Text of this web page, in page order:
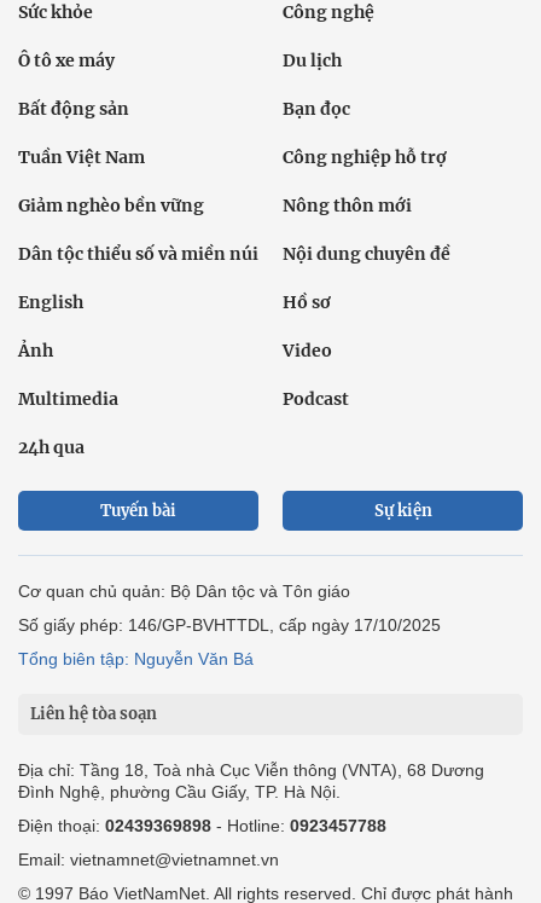
Sức khỏe Công nghệ
Ô tô xe máy Du lịch
Bất động sản Bạn đọc
Tuần Việt Nam Công nghiệp hỗ trợ
Giảm nghèo bền vững Nông thôn mới
Dân tộc thiểu số và miền núi Nội dung chuyên đề
English Hồ sơ
Ảnh Video
Multimedia Podcast
24h qua
Tuyến bài Sự kiện
Cơ quan chủ quản: Bộ Dân tộc và Tôn giáo
Số giấy phép: 146/GP-BVHTTDL, cấp ngày 17/10/2025
Tổng biên tập: Nguyễn Văn Bá
Liên hệ tòa soạn
Địa chỉ: Tầng 18, Toà nhà Cục Viễn thông (VNTA), 68 Dương
Đình Nghệ, phường Cầu Giấy, TP. Hà Nội.
Điện thoại: 02439369898 - Hotline: 0923457788
Email: vietnamnet@vietnamnet.vn
© 1997 Báo VietNamNet. All rights reserved. Chỉ được phát hành